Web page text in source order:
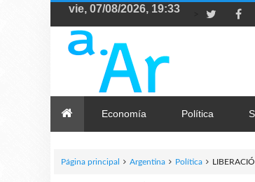
Economía Política
Página principal Argentina Política